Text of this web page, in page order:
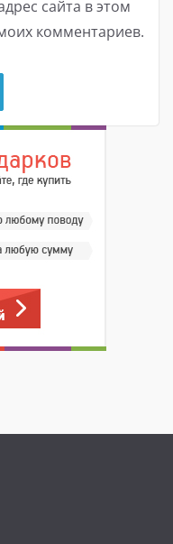
сайта в этом
комментариев.